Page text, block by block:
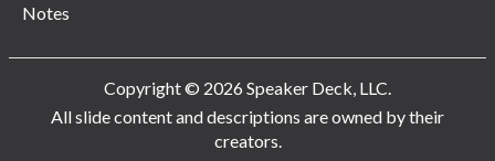
Notes
Copyright © 2026 Speaker Deck, LLC.
All slide content and descriptions are owned by their
creators.